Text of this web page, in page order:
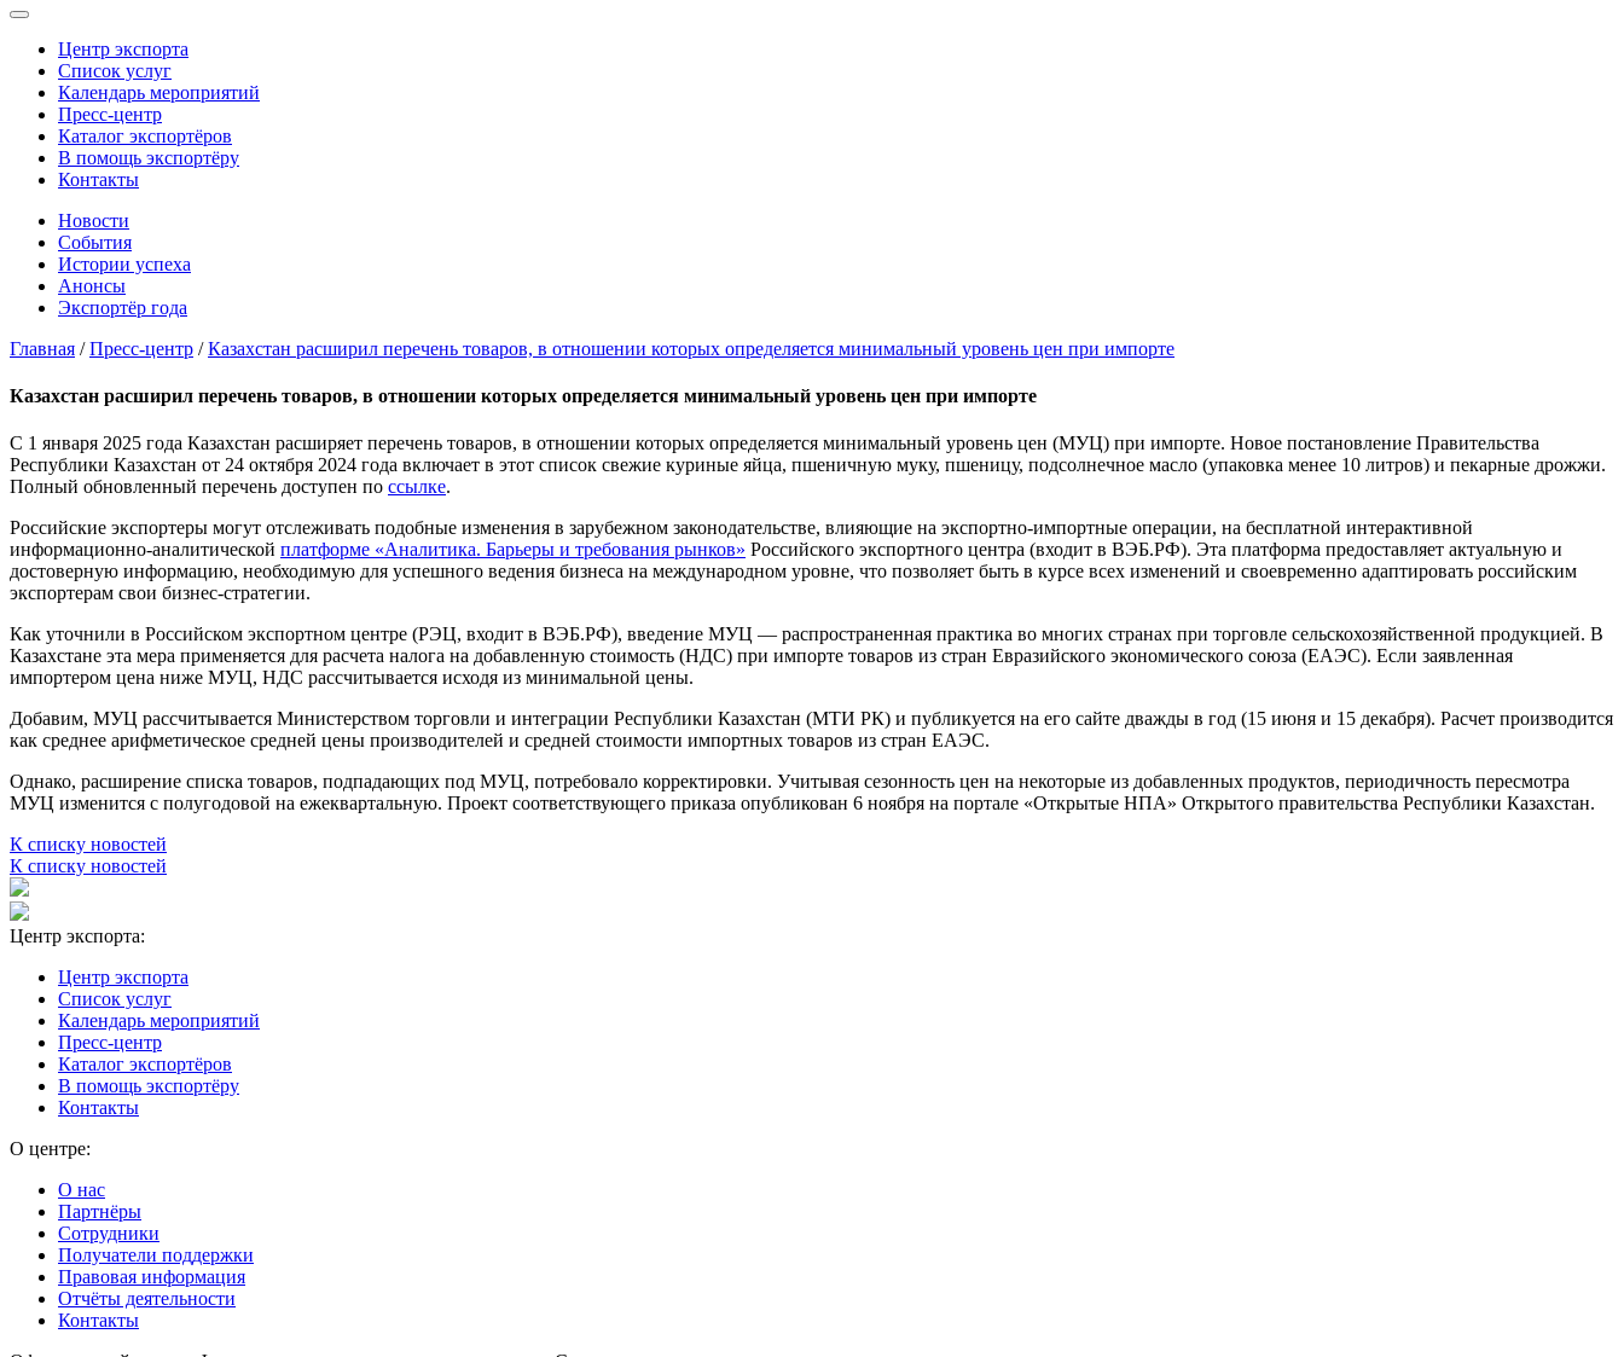
Центр экспорта
Список услуг
Календарь мероприятий
Пресс-центр
Каталог экспортёров
В помощь экспортёру
Контакты
Новости
События
Истории успеха
Анонсы
Экспортёр года
Главная /Пресс-центр /Казахстан расширил перечень товаров, в отношении которых определяется минимальный уровень цен при импорте
Казахстан расширил перечень товаров, в отношении которых определяется минимальный уровень цен при импорте
С 1 января 2025 года Казахстан расширяет перечень товаров, в отношении которых определяется минимальный уровень цен (МУЦ) при импорте. Новое постановление Правительства
Республики Казахстан от 24 октября 2024 года включает в этот список свежие куриные яйца, пшеничную муку, пшеницу, подсолнечное масло (упаковка менее 10 литров) и пекарные дрожжи.
Полный обновленный перечень доступен по ссылке.
Российские экспортеры могут отслеживать подобные изменения в зарубежном законодательстве, влияющие на экспортно-импортные операции, на бесплатной интерактивной
информационно-аналитической платформе «Аналитика. Барьеры и требования рынков» Российского экспортного центра (входит в ВЭБ.РФ). Эта платформа предоставляет актуальную и
достоверную информацию, необходимую для успешного ведения бизнеса на международном уровне, что позволяет быть в курсе всех изменений и своевременно адаптировать российским
экспортерам свои бизнес-стратегии.
Как уточнили в Российском экспортном центре (РЭЦ, входит в ВЭБ.РФ), введение МУЦ — распространенная практика во многих странах при торговле сельскохозяйственной продукцией. В
Казахстане эта мера применяется для расчета налога на добавленную стоимость (НДС) при импорте товаров из стран Евразийского экономического союза (ЕАЭС). Если заявленная
импортером цена ниже МУЦ, НДС рассчитывается исходя из минимальной цены.
Добавим, МУЦ рассчитывается Министерством торговли и интеграции Республики Казахстан (МТИ РК) и публикуется на его сайте дважды в год (15 июня и 15 декабря). Расчет производится
как среднее арифметическое средней цены производителей и средней стоимости импортных товаров из стран ЕАЭС.
Однако, расширение списка товаров, подпадающих под МУЦ, потребовало корректировки. Учитывая сезонность цен на некоторые из добавленных продуктов, периодичность пересмотра
МУЦ изменится с полугодовой на ежеквартальную. Проект соответствующего приказа опубликован 6 ноября на портале «Открытые НПА» Открытого правительства Республики Казахстан.
К списку новостей
К списку новостей
Центр экспорта:
Центр экспорта
Список услуг
Календарь мероприятий
Пресс-центр
Каталог экспортёров
В помощь экспортёру
Контакты
О центре:
О нас
Партнёры
Сотрудники
Получатели поддержки
Правовая информация
Отчёты деятельности
Контакты